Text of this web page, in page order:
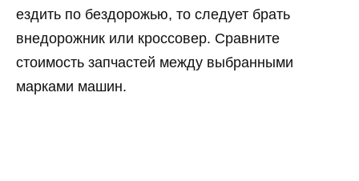
ездить по бездорожью, то следует брать
внедорожник или кроссовер. Сравните
стоимость запчастей между выбранными
марками машин.